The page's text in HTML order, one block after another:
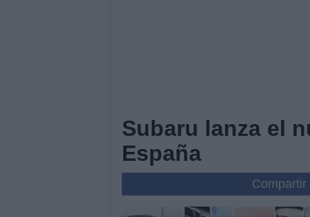
Subaru lanza el
España